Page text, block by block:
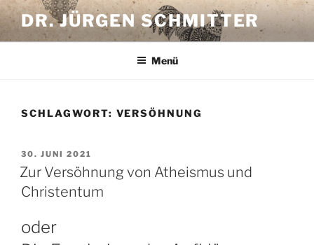
Zum
Inhalt
springen
DR. JÜRGEN SCHMITTER
Menü
SCHLAGWORT: VERSÖHNUNG
VERÖFFENTLICHT
AM
30. JUNI 2021
Zur Versöhnung von Atheismus und
Christentum
oder